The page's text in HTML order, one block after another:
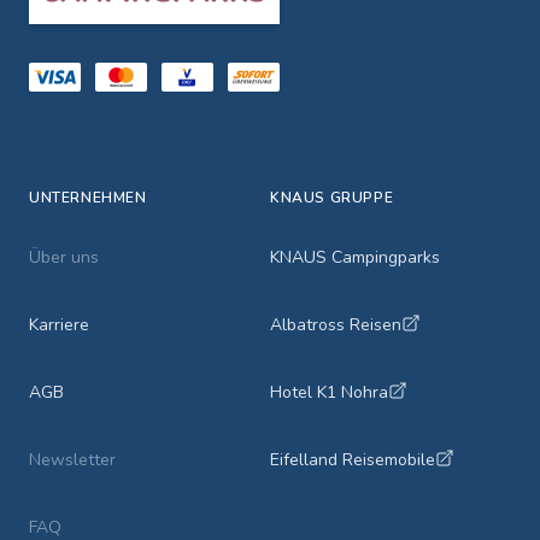
UNTERNEHMEN
Über uns
Karriere
AGB
Newsletter
FAQ
KNAUS GRUPPE
KNAUS Campingparks
Albatross Reisen
Hotel K1 Nohra
Eifelland Reisemobile